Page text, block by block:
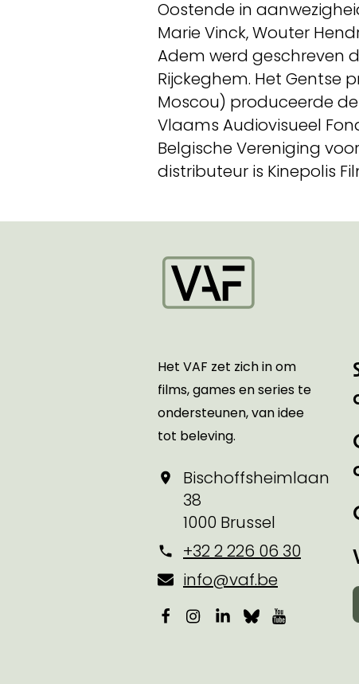
Oostende in
Marie Vinck, Wouter
Adem werd geschreven
Rijckeghem. Het Gentse
Moscou) produceerde
Vlaams Audiovisueel
Belgische Vereniging
distributeur is Kinepolis
Het VAF zet zich in om
films, games en series te
ondersteunen, van idee
tot beleving.
Bischoffsheimlaan
38
1000 Brussel
+32 2 226 06 30
info@vaf.be
Facebook
Instagram
LinkedIn
BlueskyYouTube